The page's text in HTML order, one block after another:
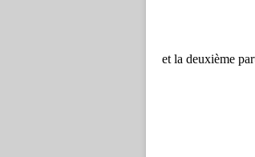
et la deuxième